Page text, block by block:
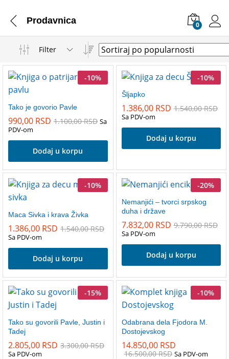
Prodavnica 0
Filter
-10%
Tako je govorio Pavle
990,00 RSD 1.100,00RSD Sa
PDV-om
Dodaj u korpu
-10%
Šljapko
1.386,00 RSD 1.540,00RSD
Sa PDV-om
Dodaj u korpu
-10%
Maca Sivka i krava Živka
1.386,00 RSD 1.540,00RSD
Sa PDV-om
Dodaj u korpu
-20%
Nemanjići – tvorci srpskog
duha i države
7.832,00 RSD 9.790,00RSD
Sa PDV-om
Dodaj u korpu
-15%
Tako su govorili Pavle, Justin i
Tadej
2.805,00 RSD 3.300,00RSD
Sa PDV-om
-10%
Odabrana dela Fjodora M.
Dostojevskog
14.850,00 RSD
16.500,00RSD Sa PDV-om